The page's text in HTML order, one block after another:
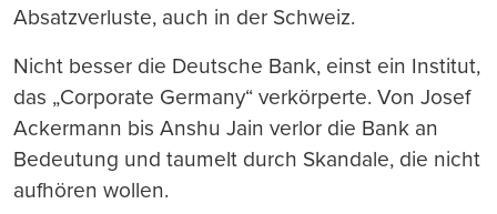
Absatzverluste, auch in der Schweiz.
Nicht besser die Deutsche Bank, einst ein Institut,
das „Corporate Germany“ verkörperte. Von Josef
Ackermann bis Anshu Jain verlor die Bank an
Bedeutung und taumelt durch Skandale, die nicht
aufhören wollen.